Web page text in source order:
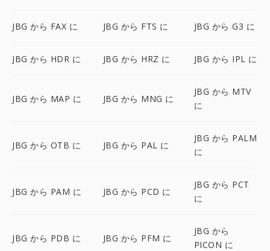
JBG から FAX に JBG から FTS に JBG から G3 に
JBG から HDR に JBG から HRZ に JBG から IPL に
JBG から MAP に JBG から MNG に
JBG から MTV
に
JBG から OTB に JBG から PAL に
JBG から PALM
に
JBG から PAM に JBG から PCD に
JBG から PCT
に
JBG から PDB に JBG から PFM に
JBG から
PICON に